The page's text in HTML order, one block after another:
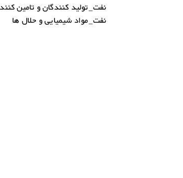
نفت_تولید کنندگان و تامین
نفت_مواد شیمیایی و حلال ها